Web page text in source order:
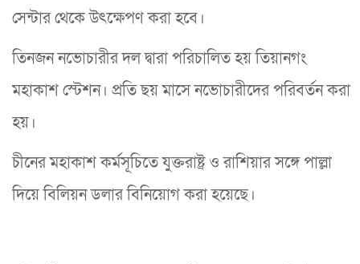
সেন্টার থেকে উৎক্ষেপণ করা হবে।
তিনজন নভোচারীর দল দ্বারা পরিচালিত হয় তিয়ানগং
মহাকাশ স্টেশন। প্রতি ছয় মাসে নভোচারীদের পরিবর্তন করা
হয়।
চীনের মহাকাশ কর্মসূচিতে যুক্তরাষ্ট্র ও রাশিয়ার সঙ্গে পাল্লা
দিয়ে বিলিয়ন ডলার বিনিয়োগ করা হয়েছে।